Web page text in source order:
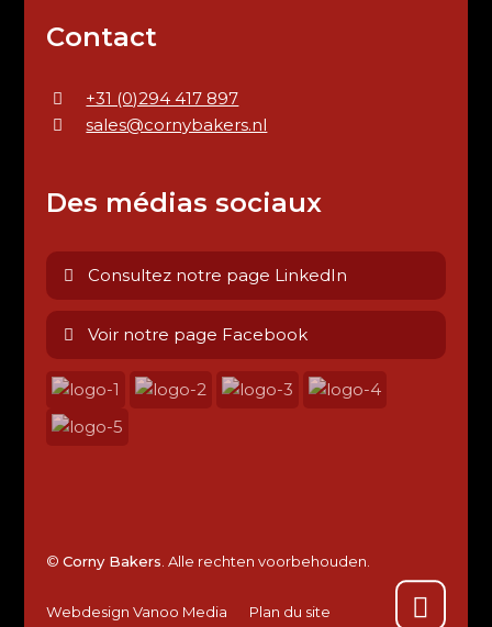
Contact
+31 (0)294 417 897
sales@cornybakers.nl
Des médias sociaux
Consultez notre page LinkedIn
Voir notre page Facebook
©Corny Bakers. Alle rechten voorbehouden.
Webdesign Vanoo Media Plan du site